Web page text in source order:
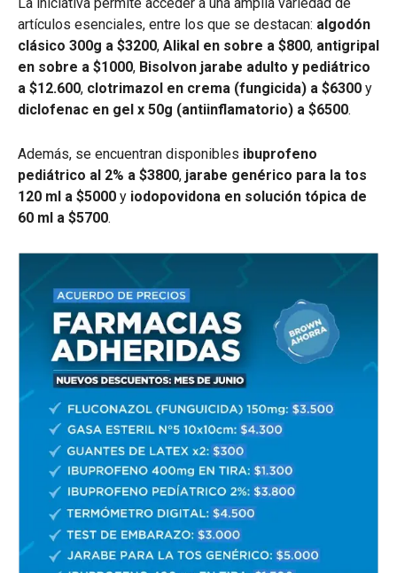
artículos esenciales, entre los que se destacan: algodón
clásico 300g a $3200, Alikal en sobre a $800, antigripal
en sobre a $1000, Bisolvon jarabe adulto y pediátrico
a $12.600, clotrimazol en crema (fungicida) a $6300 y
diclofenac en gel x 50g (antiinflamatorio) a $6500.
Además, se encuentran disponibles ibuprofeno
pediátrico al 2% a $3800, jarabe genérico para la tos
120 ml a $5000 y iodopovidona en solución tópica de
60 ml a $5700.